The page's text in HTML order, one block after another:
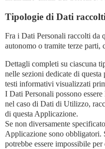
Tipologie di Dati raccolti
Fra i Dati Personali raccolti da
autonomo o tramite terze
Dettagli completi su ciascuna
nelle sezioni dedicate di
testi informativi visualizzati
I Dati Personali possono
nel caso di Dati di Utilizzo,
di questa Applicazione.
Se non diversamente
Applicazione sono obbligatori.
potrebbe essere impossibile